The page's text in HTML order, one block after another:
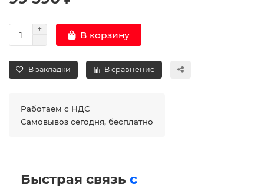
В корзину
В закладки В сравнение
Работаем с НДС
Самовывоз сегодня, бесплатно
Быстрая связь с